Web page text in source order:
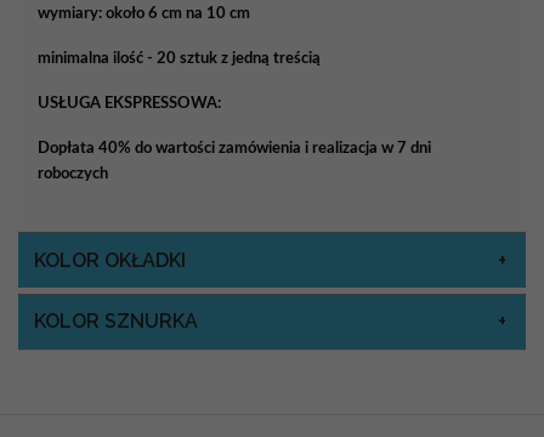
wymiary: około 6 cm na 10 cm
minimalna ilość - 20 sztuk z jedną treścią
USŁUGA EKSPRESSOWA:
Dopłata 40% do wartości zamówienia i realizacja w 7 dni
roboczych
KOLOR OKŁADKI
KOLOR SZNURKA